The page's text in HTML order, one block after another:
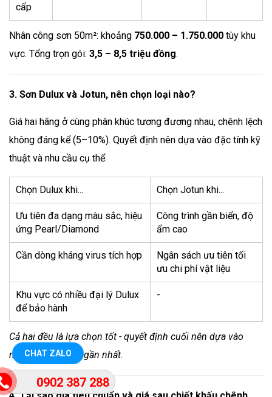
cấp
Nhân công sơn 50m²: khoảng 750.000 – 1.750.000 tùy khu
vực. Tổng trọn gói: 3,5 – 8,5 triệu đồng.
3. Sơn Dulux và Jotun, nên chọn loại nào?
Giá hai hãng ở cùng phân khúc tương đương nhau, chênh lệch
không đáng kể (5–10%). Quyết định nên dựa vào đặc tính kỹ
thuật và nhu cầu cụ thể.
Chọn Dulux khi... Chọn Jotun khi...
Ưu tiên đa dạng màu sắc, hiệu
ứng Pearl/Diamond
Công trình gần biển, độ
ẩm cao
Cần dòng kháng virus tích hợp
Ngân sách ưu tiên tối
ưu chi phí vật liệu
Khu vực có nhiều đại lý Dulux
để bảo hành
-
Cả hai đều là lựa chọn tốt - quyết định cuối nên dựa vào
màu sắc và đại lý gần nhất.
CHAT ZALO
0902 387 288